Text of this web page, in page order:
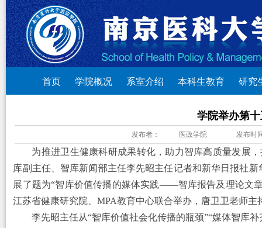
首页 学院概况 系室介绍 本科生教育 研究
学院举办第
发布者： 医政学院 发布时
为推进卫生健康科研成果转化，助力智库高质量发展
库副主任、智库新闻部主任李先昭主任记者和新华日报社新
展了题为“智库价值传播的媒体实践——智库报告及理论文
江苏省健康研究院、MPA教育中心联合举办，唐卫卫老师主
李先昭主任从“智库价值社会化传播的瓶颈”“媒体智库